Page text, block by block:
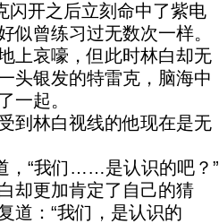
闪开之后立刻命中了紫电
似曾练习过无数次一样。
上哀嚎，但此时林白却无
头银发的特雷克，脑海中
一起。
到林白视线的他现在是无
，“我们……是认识的吧？”
却更加肯定了自己的猜
道：“我们，是认识的